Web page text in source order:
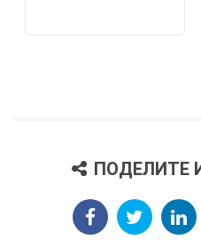
ПОДЕЛИТЕ